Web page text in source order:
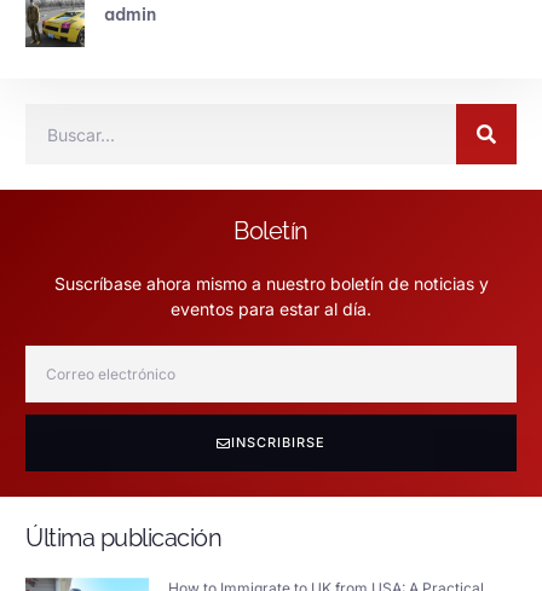
admin
Boletín
Suscríbase ahora mismo a nuestro boletín de noticias y
eventos para estar al día.
INSCRIBIRSE
Última publicación